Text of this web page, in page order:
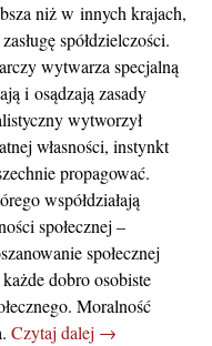
niż w innych krajach,
spółdzielczości.
wytwarza specjalną
i osądzają zasady
wytworzył
własności, instynkt
propagować.
współdziałają
społecznej –
społecznej
dobro osobiste
Moralność
Czytaj dalej →